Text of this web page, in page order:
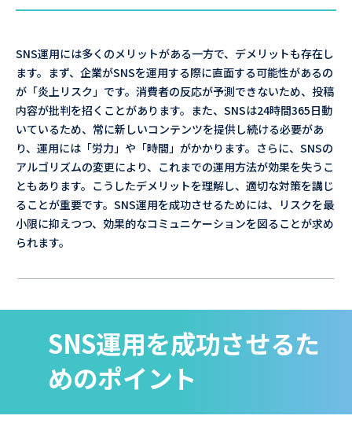
SNS運用には多くのメリットがある一方で、デメリットも存在し
ます。まず、企業がSNSを運用する際に直面する可能性があるの
が「炎上リスク」です。消費者の反応が予測できないため、投稿
内容が批判を招くことがあります。また、SNSは24時間365日動
いているため、常に新しいコンテンツを提供し続ける必要があ
り、運用には「労力」や「時間」がかかります。さらに、SNSの
アルゴリズムの変更により、これまでの運用方法が効果を失うこ
ともあります。こうしたデメリットを理解し、適切な対策を講じ
ることが重要です。SNS運用を成功させるためには、リスクを最
小限に抑えつつ、効果的なコミュニケーションを図ることが求め
られます。
SNS運用を成功させるた
めのポイント